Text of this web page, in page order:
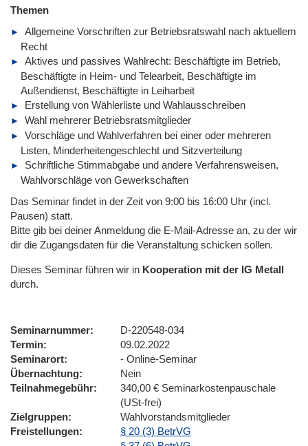
Themen
Allgemeine Vorschriften zur Betriebsratswahl nach aktuellem
Recht
Aktives und passives Wahlrecht: Beschäftigte im Betrieb,
Beschäftigte in Heim- und Telearbeit, Beschäftigte im
Außendienst, Beschäftigte in Leiharbeit
Erstellung von Wählerliste und Wahlausschreiben
Wahl mehrerer Betriebsratsmitglieder
Vorschläge und Wahlverfahren bei einer oder mehreren
Listen, Minderheitengeschlecht und Sitzverteilung
Schriftliche Stimmabgabe und andere Verfahrensweisen,
Wahlvorschläge von Gewerkschaften
Das Seminar findet in der Zeit von 9:00 bis 16:00 Uhr (incl.
Pausen) statt.
Bitte gib bei deiner Anmeldung die E-Mail-Adresse an, zu der wir
dir die Zugangsdaten für die Veranstaltung schicken sollen.
Dieses Seminar führen wir in Kooperation mit der IG Metall
durch.
Seminarnummer
D-220548-034
Termin
09.02.2022
Seminarort
- Online-Seminar
Übernachtung
Nein
Teilnahmegebühr
340,00 € Seminarkostenpauschale
(USt-frei)
Zielgruppen
Wahlvorstandsmitglieder
Freistellungen
§ 20 (3) BetrVG